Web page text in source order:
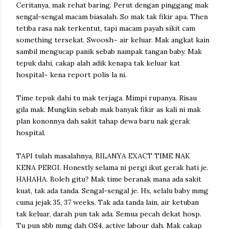
Ceritanya, mak rehat baring. Perut dengan pinggang mak
sengal-sengal macam biasalah. So mak tak fikir apa. Then
tetiba rasa nak terkentut, tapi macam payah sikit cam
something tersekat. Swoosh~ air keluar. Mak angkat kain
sambil mengucap panik sebab nampak tangan baby. Mak
tepuk dahi, cakap alah adik kenapa tak keluar kat
hospital~ kena report polis la ni.
Time tepuk dahi tu mak terjaga. Mimpi rupanya. Risau
gila mak. Mungkin sebab mak banyak fikir as kali ni mak
plan kononnya dah sakit tahap dewa baru nak gerak
hospital.
TAPI tulah masalahnya, BILANYA EXACT TIME NAK
KENA PERGI. Honestly selama ni pergi ikut gerak hati je.
HAHAHA. Boleh gitu? Mak time beranak mana ada sakit
kuat, tak ada tanda. Sengal-sengal je. Hx, selalu baby mmg
cuma jejak 35, 37 weeks. Tak ada tanda lain, air ketuban
tak keluar, darah pun tak ada. Semua pecah dekat hosp.
Tu pun sbb mmg dah OS4, active labour dah. Mak cakap